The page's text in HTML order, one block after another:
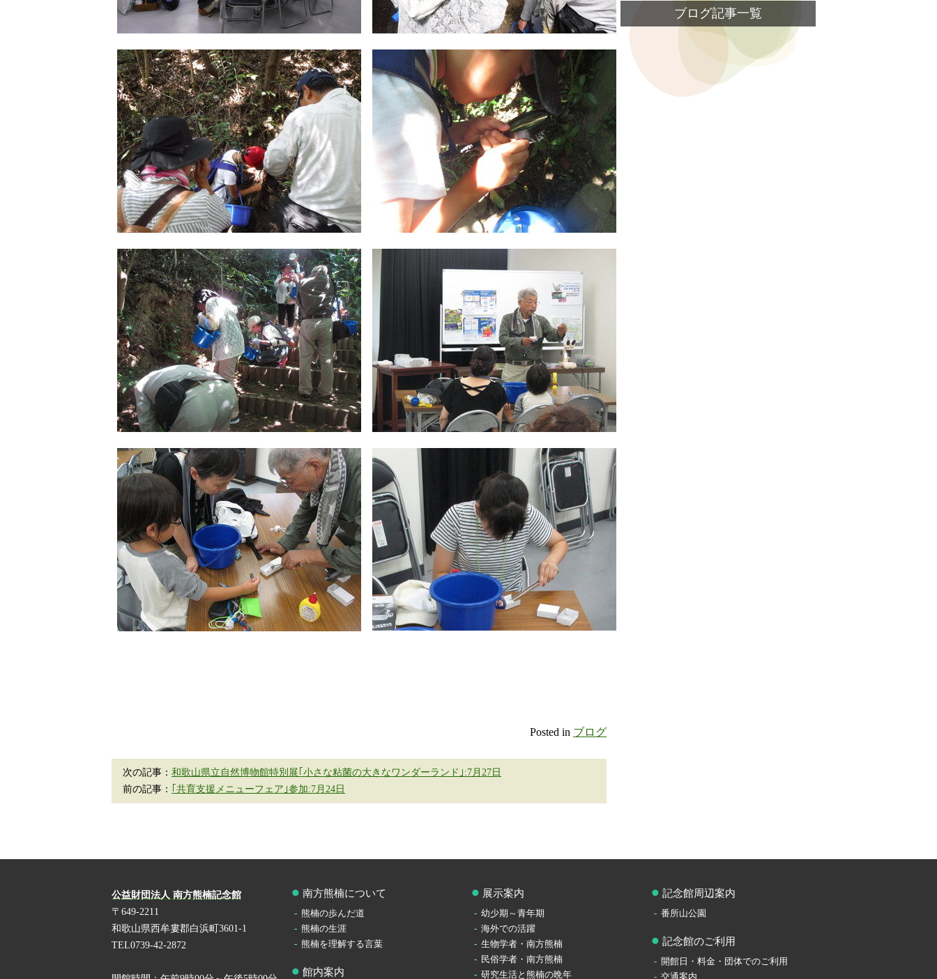
Posted in ブログ
次の記事： 和歌山県立自然博物館特別展｢小さな粘菌の大きなワンダーランド｣:7月27日
前の記事： ｢共育支援メニューフェア｣参加:7月24日
ブログ記事一覧
公益財団法人 南方熊楠記念館
〒649-2211
和歌山県西牟婁郡白浜町3601-1
TEL0739-42-2872
南方熊楠について
熊楠の歩んだ道
熊楠の生涯
熊楠を理解する言葉
館内案内
展示案内
幼少期～青年期
海外での活躍
生物学者・南方熊楠
民俗学者・南方熊楠
研究生活と熊楠の晩年
記念館周辺案内
番所山公園
記念館のご利用
開館日・料金・団体でのご利用
交通案内